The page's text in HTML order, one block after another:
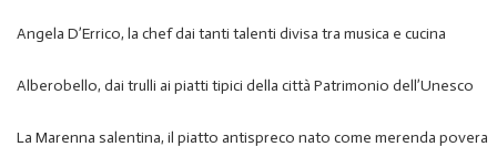
Angela D’Errico, la chef dai tanti talenti divisa tra musica e cucina
Alberobello, dai trulli ai piatti tipici della città Patrimonio dell’Unesco
La Marenna salentina, il piatto antispreco nato come merenda povera